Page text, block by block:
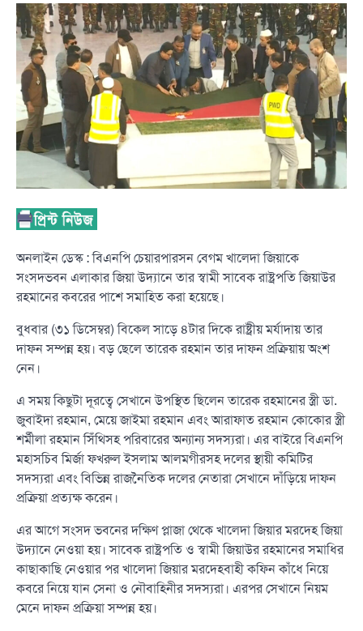
অনলাইন ডেস্ক : বিএনপি চেয়ারপারসন বেগম খালেদা জিয়াকে
সংসদভবন এলাকার জিয়া উদ্যানে তার স্বামী সাবেক রাষ্ট্রপতি জিয়াউর
রহমানের কবরের পাশে সমাহিত করা হয়েছে।
বুধবার (৩১ ডিসেম্বর) বিকেল সাড়ে ৪টার দিকে রাষ্ট্রীয় মর্যাদায় তার
দাফন সম্পন্ন হয়। বড় ছেলে তারেক রহমান তার দাফন প্রক্রিয়ায় অংশ
নেন।
এ সময় কিছুটা দূরত্বে সেখানে উপস্থিত ছিলেন তারেক রহমানের স্ত্রী ডা.
জুবাইদা রহমান, মেয়ে জাইমা রহমান এবং আরাফাত রহমান কোকোর স্ত্রী
শর্মীলা রহমান সিঁথিসহ পরিবারের অন্যান্য সদস্যরা। এর বাইরে বিএনপি
মহাসচিব মির্জা ফখরুল ইসলাম আলমগীরসহ দলের স্থায়ী কমিটির
সদস্যরা এবং বিভিন্ন রাজনৈতিক দলের নেতারা সেখানে দাঁড়িয়ে দাফন
প্রক্রিয়া প্রত্যক্ষ করেন।
এর আগে সংসদ ভবনের দক্ষিণ প্লাজা থেকে খালেদা জিয়ার মরদেহ জিয়া
উদ্যানে নেওয়া হয়। সাবেক রাষ্ট্রপতি ও স্বামী জিয়াউর রহমানের সমাধির
কাছাকাছি নেওয়ার পর খালেদা জিয়ার মরদেহবাহী কফিন কাঁধে নিয়ে
কবরে নিয়ে যান সেনা ও নৌবাহিনীর সদস্যরা। এরপর সেখানে নিয়ম
মেনে দাফন প্রক্রিয়া সম্পন্ন হয়।